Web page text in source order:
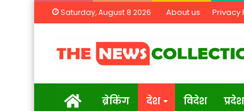
Saturday, August 8 2026 About us Privacy
Homeब्रेकिंग देश विदेश प्रदेश